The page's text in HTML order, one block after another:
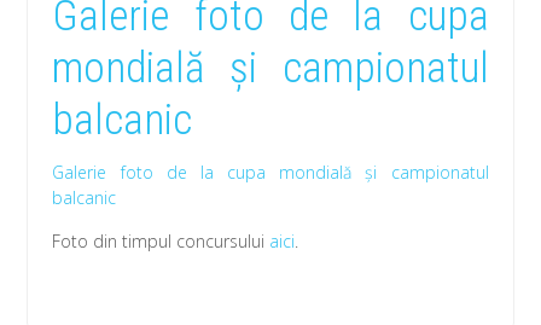
Galerie foto de la cupa
mondială și campionatul
balcanic
Galerie foto de la cupa mondială și campionatul
balcanic
Foto din timpul concursului aici.